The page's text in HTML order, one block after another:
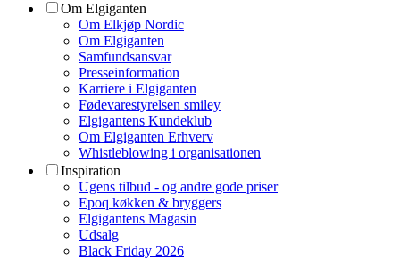
Om Elgiganten
Om Elkjøp Nordic
Om Elgiganten
Samfundsansvar
Presseinformation
Karriere i Elgiganten
Fødevarestyrelsen smiley
Elgigantens Kundeklub
Om Elgiganten Erhverv
Whistleblowing i organisationen
Inspiration
Ugens tilbud - og andre gode priser
Epoq køkken & bryggers
Elgigantens Magasin
Udsalg
Black Friday 2026